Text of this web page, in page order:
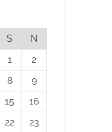
S
N
1
2
8
9
15
16
22
23